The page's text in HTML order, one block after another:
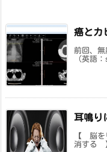
癌とカ
前回、無
（英語
耳鳴り
【 脳を
消する